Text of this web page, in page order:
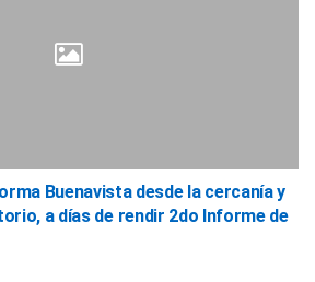
Buenavista desde la cercanía y
a días de rendir 2do Informe de